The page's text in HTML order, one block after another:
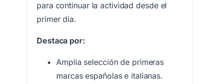
para continuar la actividad desde el
primer día.
Destaca por:
Amplia selección de primeras
marcas españolas e italianas.